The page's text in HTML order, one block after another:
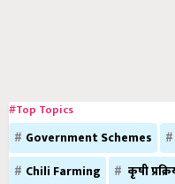
#Top Topics
Government Schemes
Chili Farming
कृषी